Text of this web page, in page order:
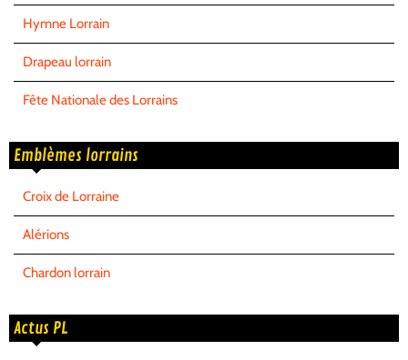
Hymne Lorrain
Drapeau lorrain
Fête Nationale des Lorrains
Emblèmes lorrains
Croix de Lorraine
Alérions
Chardon lorrain
Actus PL